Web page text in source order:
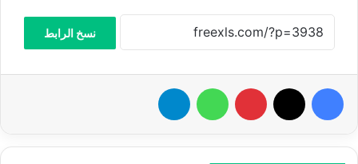
نسخ الرابط
فيسبوك بينتيريست واتساب